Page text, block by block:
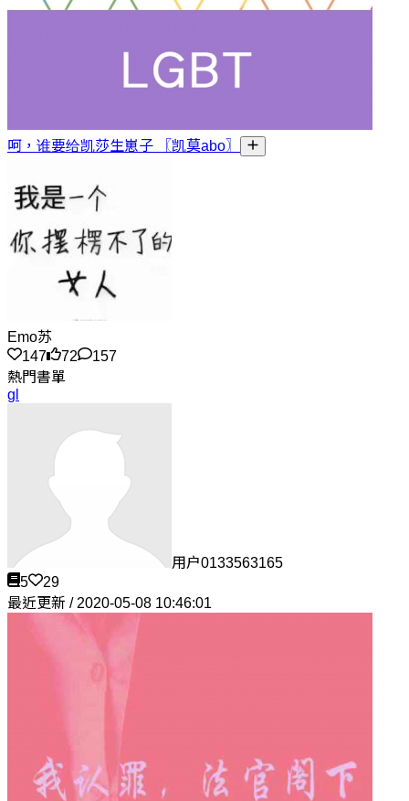
呵，谁要给凯莎生崽子 〖凯莫abo〗
Emo苏
147
72
157
熱門書單
gl
用户0133563165
5
29
最近更新 / 2020-05-08 10:46:01